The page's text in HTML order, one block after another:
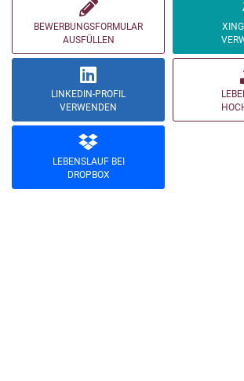
BEWERBUNGSFORMULAR
AUSFÜLLEN
LINKEDIN-PROFIL
VERWENDEN
LEBENSLAUF BEI
DROPBOX